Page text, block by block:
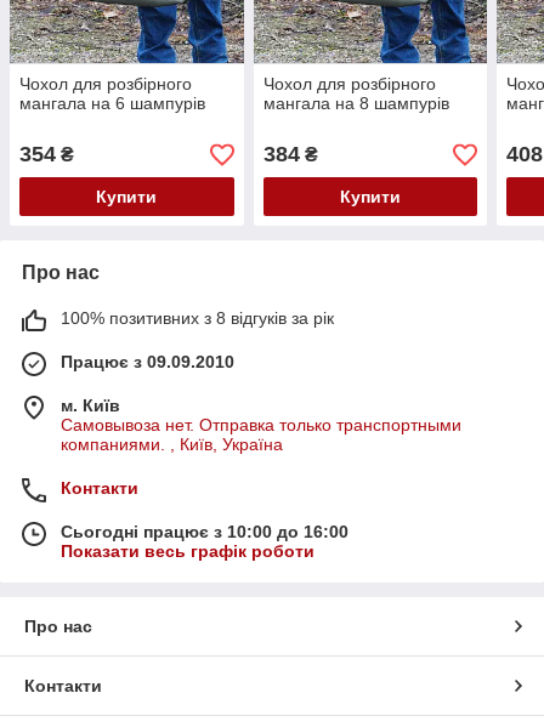
Чохол для розбірного
мангала на 6 шампурів
354 ₴
Купити
Чохол для розбірного
мангала на 8 шампурів
384₴
Купити
408
Про нас
100% позитивних з 8 відгуків за рік
Працює з 09.09.2010
м. Київ
Самовывоза нет. Отправка только транспортными
компаниями. , Київ, Україна
Контакти
Сьогодні працює з 10:00 до 16:00
Показати весь графік роботи
Про нас
Контакти